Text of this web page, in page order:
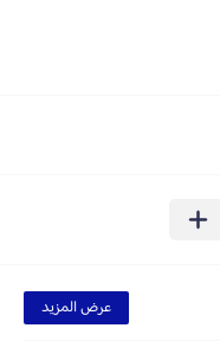
عرض المزيد